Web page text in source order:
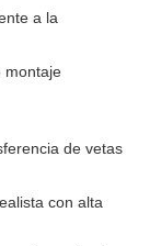
a la
montaje
de vetas
con alta